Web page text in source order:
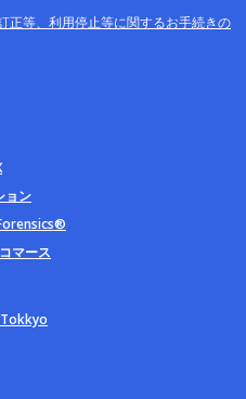
正等、利用停止等に関するお手続きの
ョン
マース